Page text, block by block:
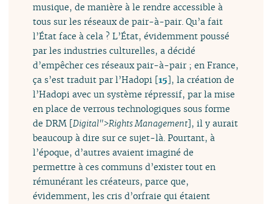
musique, de manière à le rendre accessible à
tous sur les réseaux de pair-à-pair. Qu’a fait
l’État face à cela ? L’État, évidemment poussé
par les industries culturelles, a décidé
d’empêcher ces réseaux pair-à-pair ; en France,
ça s’est traduit par l’Hadopi [15], la création de
l’Hadopi avec un système répressif, par la mise
en place de verrous technologiques sous forme
de DRM [Digital">Rights Management], il y aurait
beaucoup à dire sur ce sujet-là. Pourtant, à
l’époque, d’autres avaient imaginé de
permettre à ces communs d’exister tout en
rémunérant les créateurs, parce que,
évidemment, les cris d’orfraie qui étaient